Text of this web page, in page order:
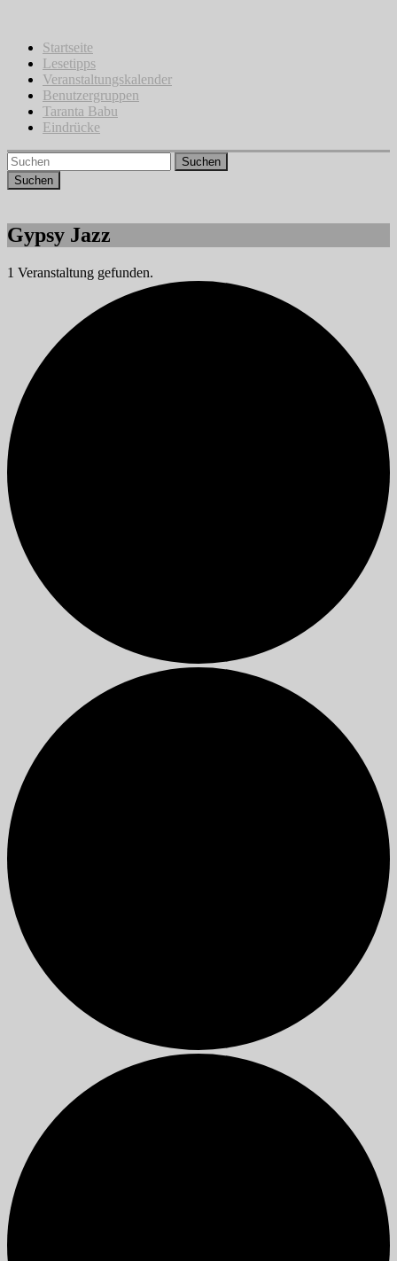
springenStartseite
Lesetipps
Veranstaltungskalender
Benutzergruppen
Taranta Babu
Eindrücke
Suchen
Gypsy Jazz
1 Veranstaltung gefunden.